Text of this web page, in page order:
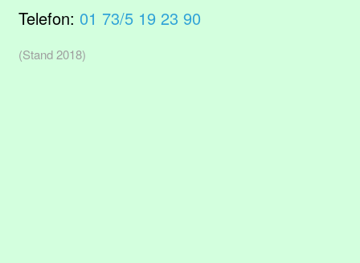
Telefon: 01 73/5 19 23 90
(Stand 2018)